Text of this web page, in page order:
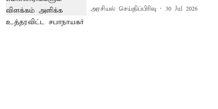
அரசியல் செய்திப்பிரிவு 30 Jul 2026